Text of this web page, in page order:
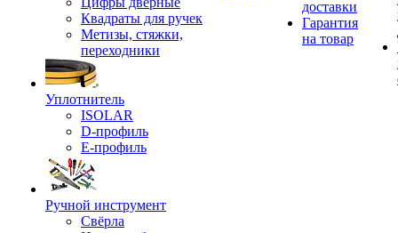
Квадраты для ручек
Метизы, стяжки,
переходники
Уплотнитель
ISOLAR
D-профиль
Е-профиль
Ручной инструмент
Свёрла
доставки
Гарантия
на товар